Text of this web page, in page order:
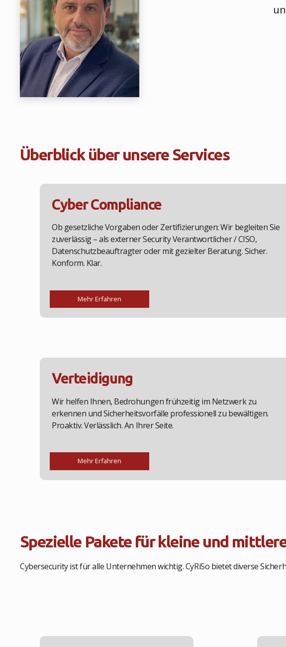
Überblick über unsere Services
Cyber Compliance
Ob gesetzliche Vorgaben oder Zertifizierungen: Wir begleiten Sie
zuverlässig – als externer Security Verantwortlicher / CISO,
Datenschutzbeauftragter oder mit gezielter Beratung. Sicher.
Konform. Klar.
Mehr Erfahren
Verteidigung
Wir helfen Ihnen, Bedrohungen frühzeitig im Netzwerk zu
erkennen und Sicherheitsvorfälle professionell zu bewältigen.
Proaktiv. Verlässlich. An Ihrer Seite.
Mehr Erfahren
Spezielle Pakete für kleine und
Cybersecurity ist für alle Unternehmen wichtig. CyRiSo bietet diverse